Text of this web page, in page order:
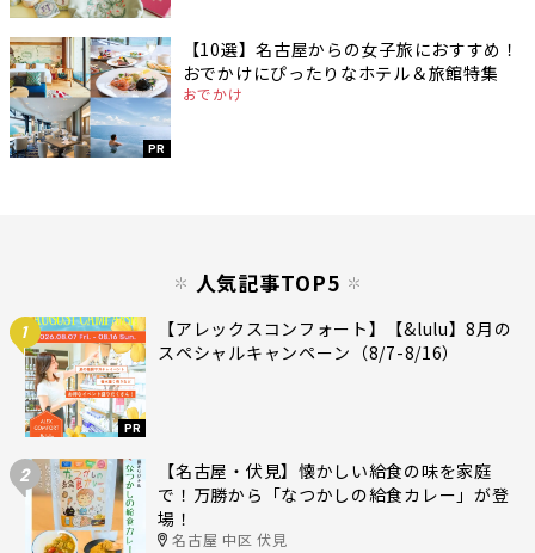
PR
【10選】名古屋からの女子旅におすすめ！
おでかけにぴったりなホテル＆旅館特集
おでかけ
人気記事TOP5
1
PR
【アレックスコンフォート】【&lulu】8月の
スペシャルキャンペーン（8/7-8/16）
2
【名古屋・伏見】懐かしい給食の味を家庭
で！万勝から「なつかしの給食カレー」が登
場！
名古屋 中区 伏見